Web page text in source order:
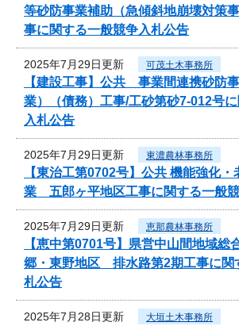
等砂防事業補助（急傾斜地崩壊対策
事に関する一般競争入札公告
2025年7月29日更新 可茂土木事務所
【建設工事】公共 事業間連携砂防
業）（債務）工事/工砂第砂7-012号
入札公告
2025年7月29日更新 東濃農林事務所
【東治工第0702号】公共 機能強化
業 五郎ヶ平地区工事に関する一般
2025年7月29日更新 恵那農林事務所
【恵中第0701号】県営中山間地域
郷・東野地区 排水路第2期工事に関
札公告
2025年7月28日更新 大垣土木事務所